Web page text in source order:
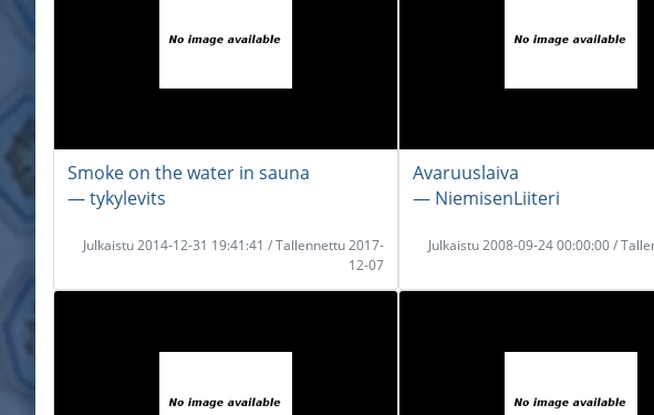
Smoke on the water in sauna
― tykylevits
Julkaistu 2014-12-31 19:41:41 / Tallennettu 2017-
12-07
Avaruuslaiva
― NiemisenLiiteri
Julkaistu 2008-09-24 00:00:00 /